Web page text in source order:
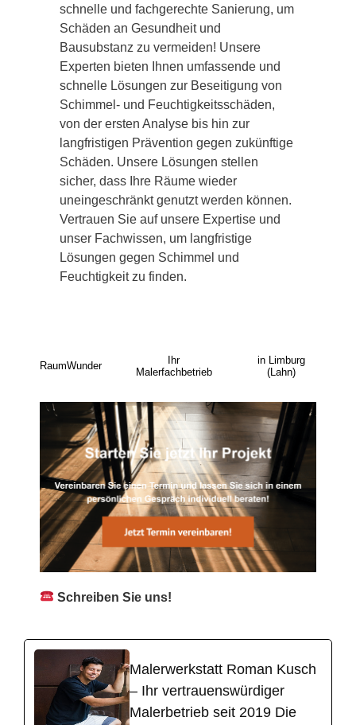
schnelle und fachgerechte Sanierung, um
Schäden an Gesundheit und
Bausubstanz zu vermeiden! Unsere
Experten bieten Ihnen umfassende und
schnelle Lösungen zur Beseitigung von
Schimmel- und Feuchtigkeitsschäden,
von der ersten Analyse bis hin zur
langfristigen Prävention gegen zukünftige
Schäden. Unsere Lösungen stellen
sicher, dass Ihre Räume wieder
uneingeschränkt genutzt werden können.
Vertrauen Sie auf unsere Expertise und
unser Fachwissen, um langfristige
Lösungen gegen Schimmel und
Feuchtigkeit zu finden.
RaumWunder
Ihr
Malerfachbetrieb
in Limburg
(Lahn)
Schreiben Sie uns!
Malerwerkstatt Roman Kusch
– Ihr vertrauenswürdiger
Malerbetrieb seit 2019 Die